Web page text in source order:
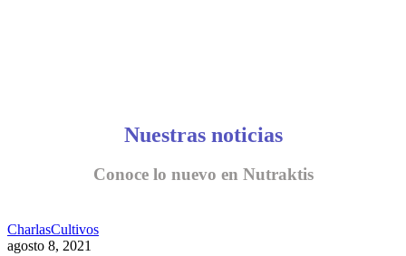
Nuestras noticias
Conoce lo nuevo en Nutraktis
CharlasCultivos
agosto 8, 2021